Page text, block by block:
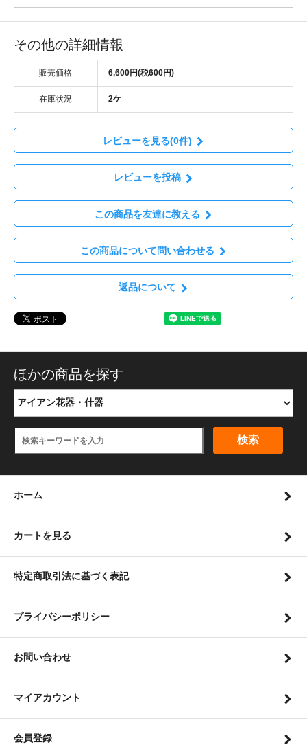
その他の詳細情報
販売価格 6,600円(税600円)
在庫状況 2ケ
レビューを見る(0件)
レビューを投稿
この商品を友達に教える
この商品について問い合わせる
返品について
ほかの商品を探す
検索
ホーム
カートを見る
特定商取引法に基づく表記
プライバシーポリシー
お問い合わせ
マイアカウント
会員登録